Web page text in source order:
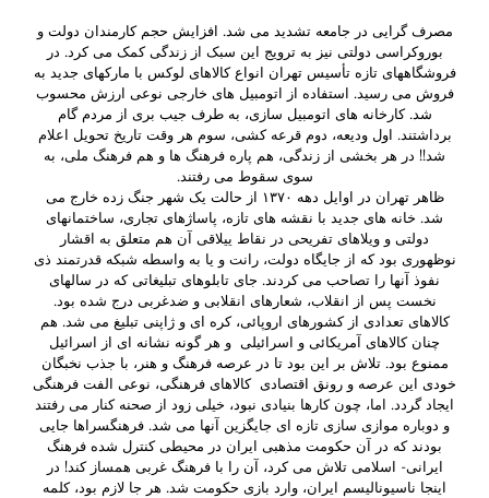
مصرف گرایی در جامعه تشدید می شد. افزایش حجم کارمندان دولت و
بوروکراسی دولتی نیز به ترویج این سبک از زندگی کمک می کرد. در
فروشگاه­های تازه تأسیس تهران انواع کالاهای لوکس با مارک­های جدید به
فروش می رسید. استفاده از اتومبیل های خارجی نوعی ارزش محسوب
شد. کارخانه های اتومبیل سازی، به طرف جیب بری از مردم گام
برداشتند. اول ودیعه، دوم قرعه کشی، سوم هر وقت تاریخ تحویل اعلام
شد!! در هر بخشی از زندگی، هم پاره فرهنگ ها و هم فرهنگ ملی، به
سوی سقوط می رفتند.
ظاهر تهران در اوایل دهه­ ۱۳۷۰ از حالت یک شهر جنگ زده خارج می
شد. خانه های جدید با نقشه­ های تازه، پاساژهای تجاری، ساختمان­های
دولتی و ویلاهای تفریحی در نقاط ییلاقی آن هم متعلق به اقشار
نوظهوری بود که از جایگاه دولت، رانت و یا به واسطه شبکه قدرتمند ذی
نفوذ آنها را تصاحب می کردند. جای تابلوهای تبلیغاتی که در سال­های
نخست پس از انقلاب، شعارهای انقلابی و ضدغربی درج شده بود.
کالاهای تعدادی از کشورهای اروپائی، کره ای و ژاپنی تبلیغ می ­شد. هم
چنان کالاهای آمریکائی و اسرائیلی و هر گونه نشانه ای از اسرائیل
ممنوع بود. تلاش بر این بود تا در عرصه فرهنگ و هنر، با جذب نخبگان
خودی این عرصه و رونق اقتصادی کالاهای فرهنگی، نوعی الفت فرهنگی
ایجاد گردد. اما، چون کارها بنیادی نبود، خیلی زود از صحنه کنار می رفتند
و دوباره موازی سازی تازه ای جایگزین آنها می شد. فرهنگسراها جایی
بودند که در آن حکومت مذهبی ایران در محیطی کنترل شده فرهنگ
ایرانی- اسلامی تلاش می کرد، آن را با فرهنگ غربی همساز کند! در
اینجا ناسیونالیسم ایران، وارد بازی حکومت شد. هر جا لازم بود، کلمه